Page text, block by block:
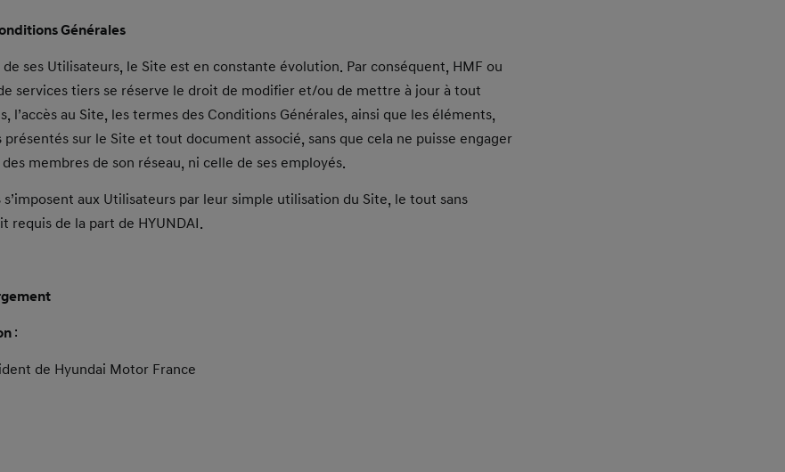
Générales
ses Utilisateurs, le Site est en constante évolution. Par conséquent, HMF ou
services tiers se réserve le droit de modifier et/ou de mettre à jour à tout
l’accès au Site, les termes des Conditions Générales, ainsi que les éléments,
sur le Site et tout document associé, sans que cela ne puisse engager
membres de son réseau, ni celle de ses employés.
aux Utilisateurs par leur simple utilisation du Site, le tout sans
requis de la part de HYUNDAI.
:
de Hyundai Motor France